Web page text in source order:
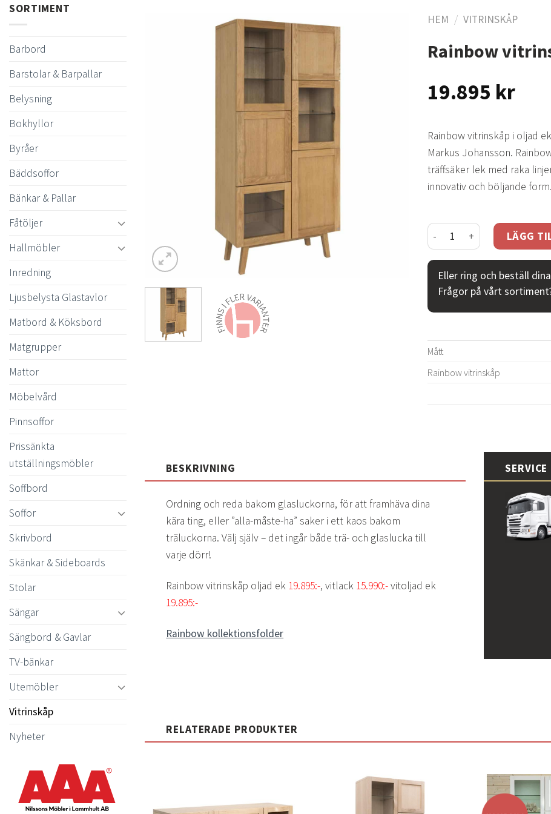
SORTIMENT
Barbord
Barstolar & Barpallar
Belysning
Bokhyllor
Byråer
Bäddsoffor
Bänkar & Pallar
Fåtöljer
Hallmöbler
Inredning
Ljusbelysta Glastavlor
Matbord & Köksbord
Matgrupper
Mattor
Möbelvård
Pinnsoffor
Prissänkta
utställningsmöbler
Soffbord
Soffor
Skrivbord
Skänkar & Sideboards
Stolar
Sängar
Sängbord & Gavlar
TV-bänkar
Utemöbler
Vitrinskåp
Nyheter
HEM / VITRINSKÅP
Rainbow
19.895 kr
Rainbow vitrinskåp i oljad
Markus Johansson.
träffsäker lek med raka
innovativ och böljande form.
Rainbow vitrinskåp ek mängd
LÄGG
Eller ring och beställ
Frågor på vårt
Mått
Rainbow vitrinskåp
BESKRIVNING
Ordning och reda bakom glasluckorna, för att framhäva dina
kära ting, eller ”alla-måste-ha” saker i ett kaos bakom
träluckorna. Välj själv – det ingår både trä- och glaslucka till
varje dörr!
Rainbow vitrinskåp oljad ek 19.895:-, vitlack 15.990:-vitoljad ek
19.895:-
Rainbow kollektionsfolder
RELATERADE PRODUKTER